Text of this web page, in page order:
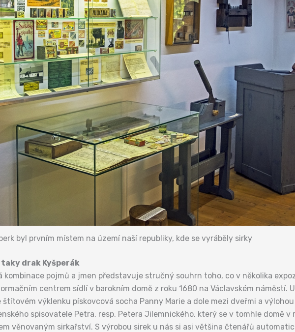
byl prvním místem na území naší republiky, kde se vyráběly sirky
taky drak Kyšperák
kombinace pojmů a jmen představuje stručný souhrn toho, co v několika
centrem sídlí v barokním domě z roku 1680 na Václavském náměstí.
výklenku pískovcová socha Panny Marie a dole mezi dveřmi a
spisovatele Petra, resp. Petera Jilemnického, který se v tomhle domě v
věnovaným sirkařství. S výrobou sirek u nás si asi většina čtenářů